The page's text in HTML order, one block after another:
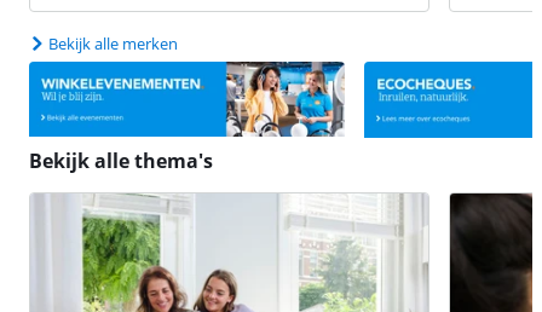
Bekijk alle merken
Bekijk alle thema's